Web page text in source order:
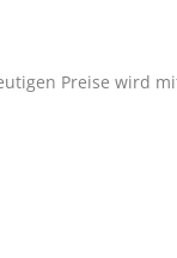
Preise wird